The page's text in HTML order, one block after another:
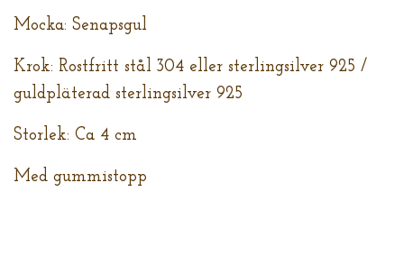
Mocka: Senapsgul
Krok: Rostfritt stål 304 eller sterlingsilver 925 /
guldpläterad sterlingsilver 925
Storlek: Ca 4 cm
Med gummistopp